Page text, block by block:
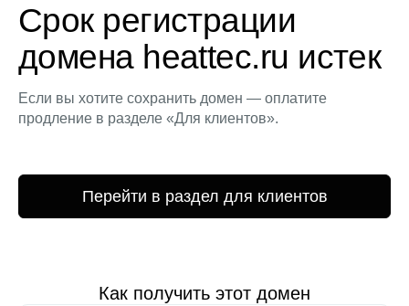
Срок регистрации
домена heattec.ru истек
Если вы хотите сохранить домен — оплатите
продление в разделе «Для клиентов».
Перейти в раздел для клиентов
Как получить этот домен